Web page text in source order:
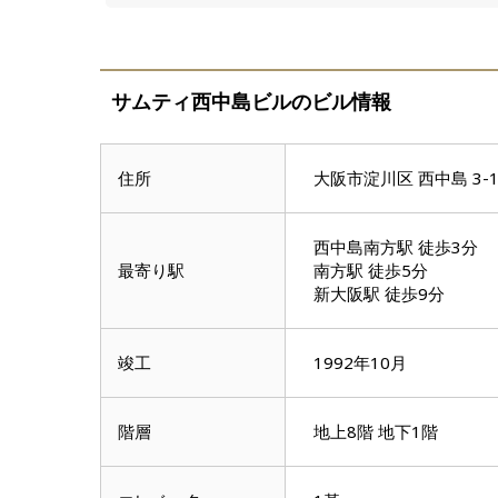
サムティ西中島ビルのビル情報
住所 大阪市淀川区 西中島 3-
最寄り駅
西中島南方駅 徒歩3分
南方駅 徒歩5分
新大阪駅 徒歩9分
竣工 1992年10月
階層 地上8階 地下1階